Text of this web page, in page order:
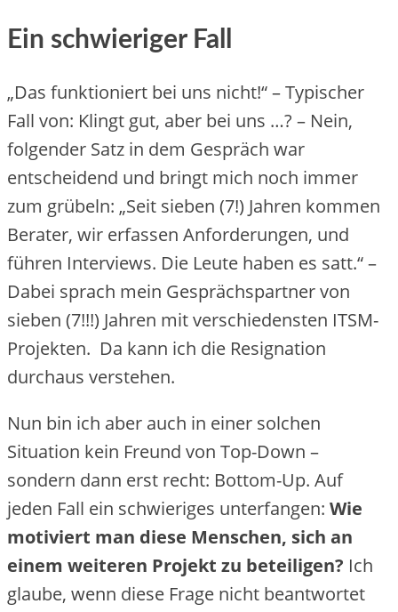
Ein schwieriger Fall
„Das funktioniert bei uns nicht!“ – Typischer
Fall von: Klingt gut, aber bei uns …? – Nein,
folgender Satz in dem Gespräch war
entscheidend und bringt mich noch immer
zum grübeln: „Seit sieben (7!) Jahren kommen
Berater, wir erfassen Anforderungen, und
führen Interviews. Die Leute haben es satt.“ –
Dabei sprach mein Gesprächspartner von
sieben (7!!!) Jahren mit verschiedensten ITSM-
Projekten. Da kann ich die Resignation
durchaus verstehen.
Nun bin ich aber auch in einer solchen
Situation kein Freund von Top-Down –
sondern dann erst recht: Bottom-Up. Auf
jeden Fall ein schwieriges unterfangen: Wie
motiviert man diese Menschen, sich an
einem weiteren Projekt zu beteiligen? Ich
glaube, wenn diese Frage nicht beantwortet